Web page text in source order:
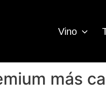
Vino
más